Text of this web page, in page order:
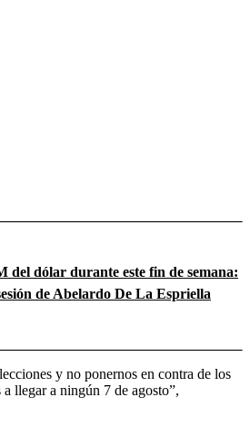
del dólar durante este fin de semana:
de Abelardo De La Espriella
y no ponernos en contra de los
llegar a ningún 7 de agosto”,